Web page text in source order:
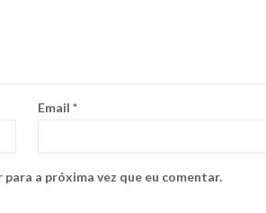
Email*
a próxima vez que eu comentar.